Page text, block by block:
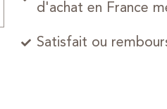
d'achat en France
Satisfait ou